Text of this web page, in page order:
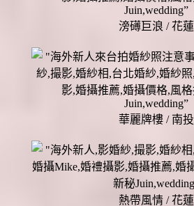
滂礡巨浪 / 花蓮
華麗牌樓 / 南投
熱帶風情 / 花蓮